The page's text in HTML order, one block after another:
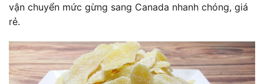
vận chuyển mức gừng sang Canada nhanh chóng, giá
rẻ.